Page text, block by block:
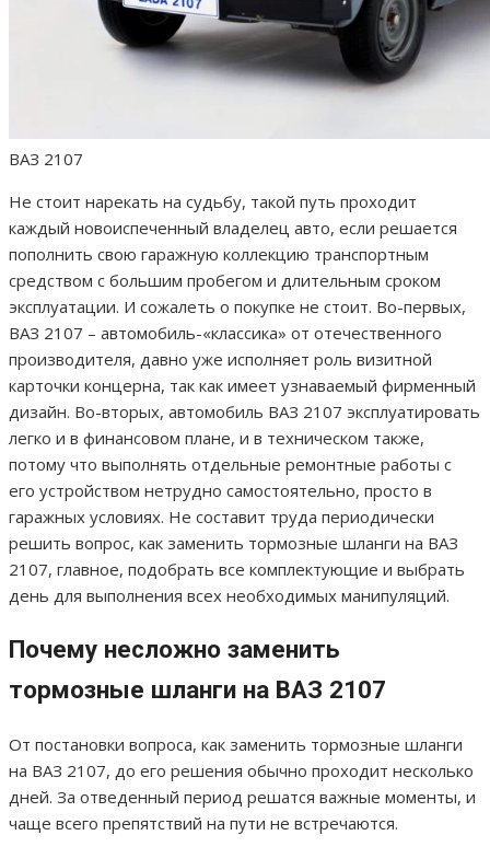
ВАЗ 2107
Не стоит нарекать на судьбу, такой путь проходит
каждый новоиспеченный владелец авто, если решается
пополнить свою гаражную коллекцию транспортным
средством с большим пробегом и длительным сроком
эксплуатации. И сожалеть о покупке не стоит. Во-первых,
ВАЗ 2107 – автомобиль-«классика» от отечественного
производителя, давно уже исполняет роль визитной
карточки концерна, так как имеет узнаваемый фирменный
дизайн. Во-вторых, автомобиль ВАЗ 2107 эксплуатировать
легко и в финансовом плане, и в техническом также,
потому что выполнять отдельные ремонтные работы с
его устройством нетрудно самостоятельно, просто в
гаражных условиях. Не составит труда периодически
решить вопрос, как заменить тормозные шланги на ВАЗ
2107, главное, подобрать все комплектующие и выбрать
день для выполнения всех необходимых манипуляций.
Почему несложно заменить
тормозные шланги на ВАЗ 2107
От постановки вопроса, как заменить тормозные шланги
на ВАЗ 2107, до его решения обычно проходит несколько
дней. За отведенный период решатся важные моменты, и
чаще всего препятствий на пути не встречаются.